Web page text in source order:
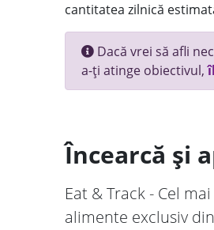
cantitatea zilnică
Dacă vrei să afli
a-ți atinge obiectivul,
Încearcă și
Eat & Track - Cel
alimente exclusiv